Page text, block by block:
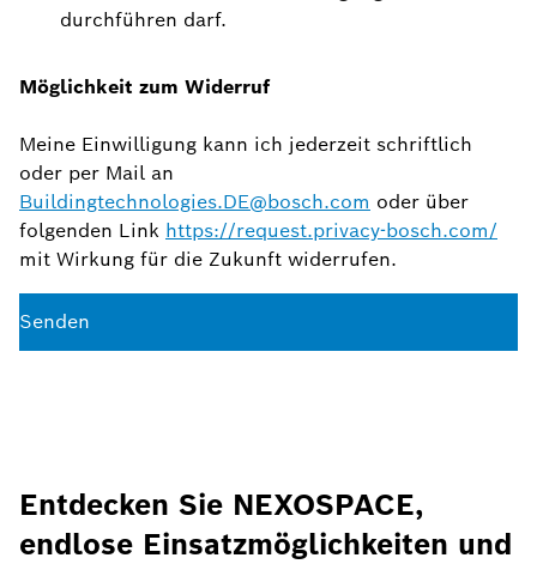
durchführen darf.
Möglichkeit zum Widerruf
Meine Einwilligung kann ich jederzeit schriftlich
oder per Mail an
Buildingtechnologies.DE@bosch.com oder über
folgenden Link https://request.privacy-bosch.com/
mit Wirkung für die Zukunft widerrufen.
Senden
Entdecken Sie NEXOSPACE,
endlose Einsatzmöglichkeiten und